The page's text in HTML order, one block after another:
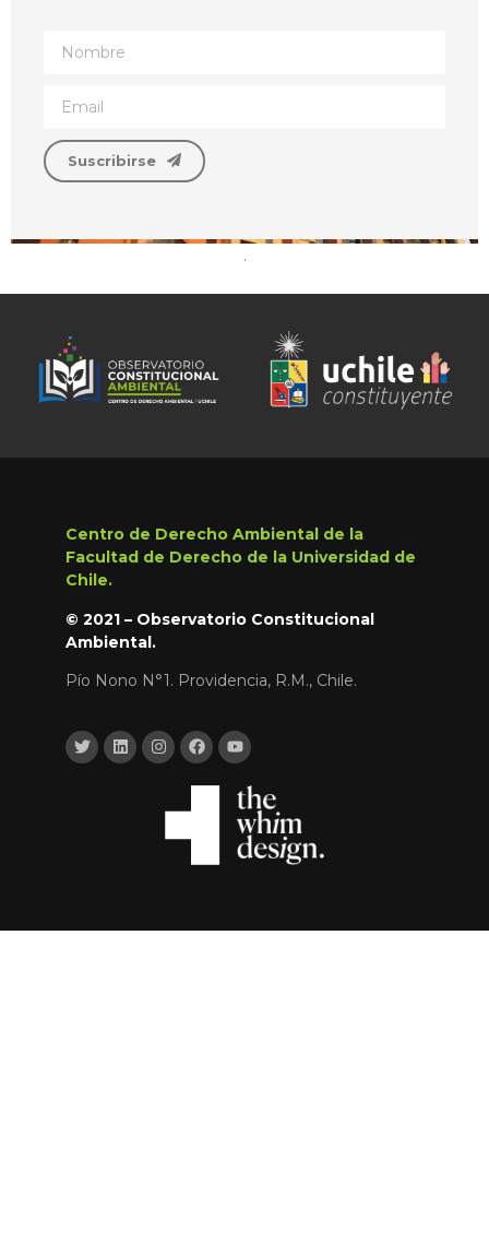
Suscribirse
.
Centro de Derecho Ambiental de la
Facultad de Derecho de la Universidad de
Chile.
© 2021 – Observatorio Constitucional
Ambiental.
Pío Nono N°1. Providencia, R.M., Chile.